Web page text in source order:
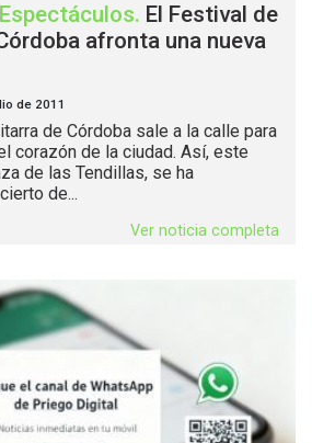
Espectáculos. El Festival de
afronta una nueva
de 2011
de Córdoba sale a la calle para
corazón de la ciudad. Así, este
de las Tendillas, se ha
de...
Ver noticia completa